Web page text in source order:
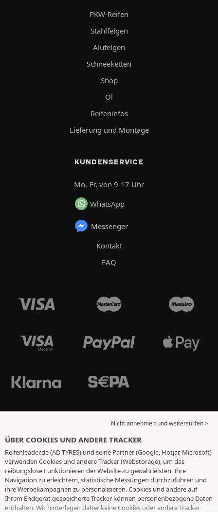
PKW-Reifen
Stahlfelgen
Alufelgen
Schneeketten
Shop
Öl
Reifeninfos
Lieferung und Montage
KUNDENSERVICE
Mo.-Fr. von 9-17 Uhr
WhatsApp
Messenger
Kontakt
FAQ
Nicht annehmen und weitersurfen >
ÜBER COOKIES UND ANDERE TRACKER
Reifenleader.de (AD TYRES) und seine Partner (Google, Hotjar, Microsoft)
verwenden Cookies und andere Tracker (Webstorage), um das
reibungslose Funktionieren der Website zu gewährleisten, Ihre
Navigation zu erleichtern, statistische Messungen durchzuführen und
ihre Werbekampagnen zu personalisieren. Cookies und andere auf
Ihrem Endgerät gespeicherte Tracker können personenbezogene Daten
enthalten. Wir hinterlegen daher keine Cookies oder andere Tracker